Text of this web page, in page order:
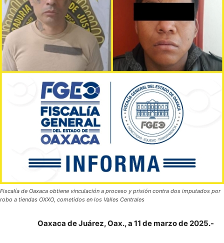
Fiscalía de Oaxaca obtiene vinculación a proceso y prisión contra dos imputados por
robo a tiendas OXXO, cometidos en los Valles Centrales
Oaxaca de Juárez, Oax., a 11 de marzo de 2025.-